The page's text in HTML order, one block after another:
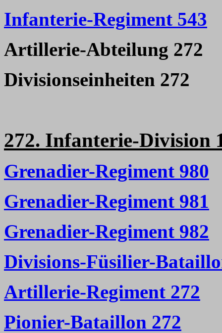
Infanterie-Regiment 543
Artillerie-Abteilung 272
Divisionseinheiten 272
272. Infanterie-Division
Grenadier-Regiment 980
Grenadier-Regiment 981
Grenadier-Regiment 982
Divisions-Füsilier-
Artillerie-Regiment 272
Pionier-Bataillon 272